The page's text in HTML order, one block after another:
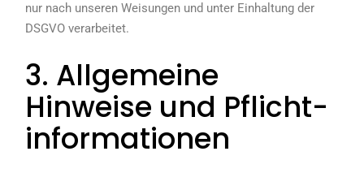
nur nach unseren Weisungen und unter Einhaltung der
DSGVO verarbeitet.
3. Allgemeine
Hinweise und Pflicht­
informationen